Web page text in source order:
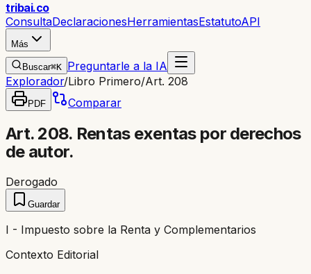
tribai.co
ConsultaDeclaracionesHerramientasEstatutoAPI
Más
Buscar⌘K Preguntarle a la IA
Explorador/Libro Primero/Art. 208
PDF Comparar
Art. 208. Rentas exentas por derechos
de autor.
Derogado
Guardar
I - Impuesto sobre la Renta y Complementarios
Contexto Editorial